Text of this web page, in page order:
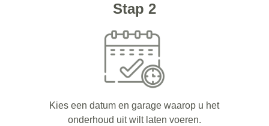
Stap 2
Kies een datum en garage waarop u het
onderhoud uit wilt laten voeren.